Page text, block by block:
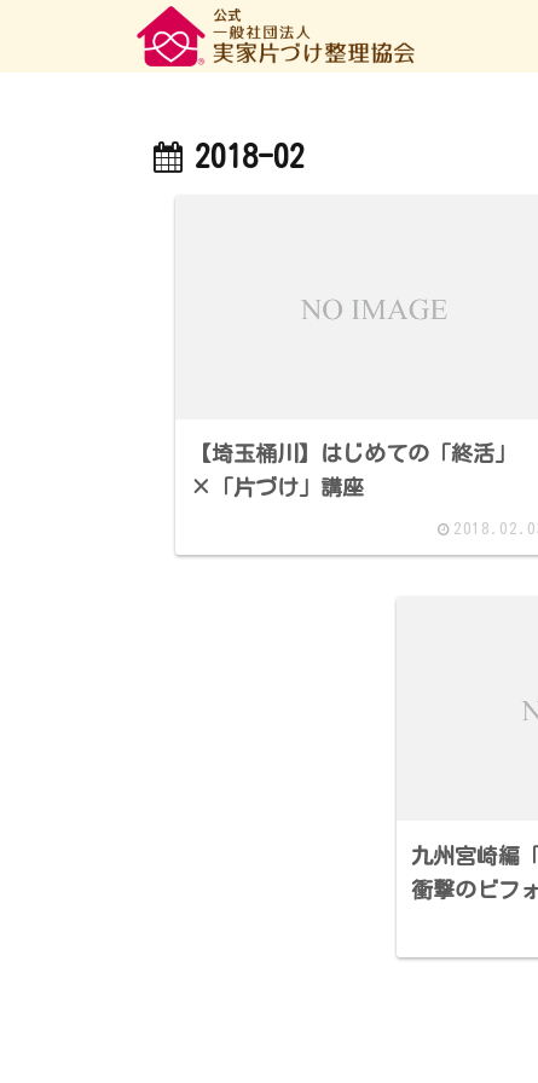
2018-02
【埼玉桶川】はじめての「終活」
×「片づけ」講座
九州宮崎編
衝撃のビフ